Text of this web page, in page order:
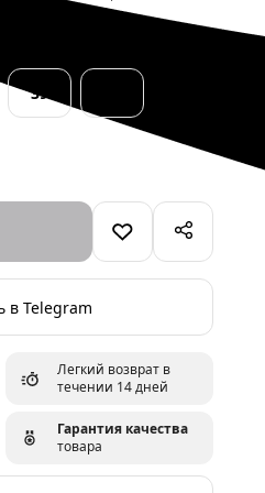
39
в Telegram
Легкий возврат в
течении 14 дней
Гарантия качества
товара